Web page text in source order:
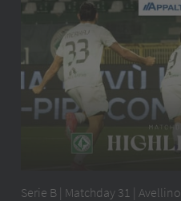
Serie B | Matchday 31 | Avellino